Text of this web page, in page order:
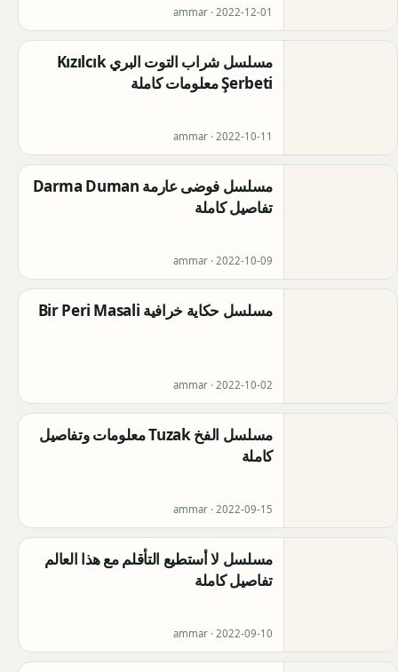
ammar · 2022-12-01
مسلسل شراب التوت البري Kızılcık
Şerbeti معلومات كاملة
ammar · 2022-10-11
مسلسل فوضى عارمة Darma Duman
تفاصيل كاملة
ammar · 2022-10-09
مسلسل حكاية خرافية Bir Peri Masali
ammar · 2022-10-02
مسلسل الفخ Tuzak معلومات وتفاصيل
كاملة
ammar · 2022-09-15
مسلسل لا أستطيع التأقلم مع هذا العالم
تفاصيل كاملة
ammar · 2022-09-10